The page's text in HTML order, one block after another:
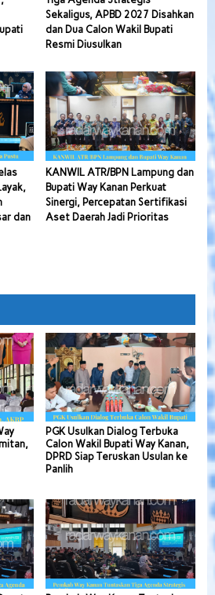
Sekaligus, APBD 2027 Disahkan
dan Dua Calon Wakil Bupati
Resmi Diusulkan
dan
KANWIL ATR/BPN Lampung dan
Bupati Way Kanan Perkuat
Sinergi, Percepatan Sertifikasi
Aset Daerah Jadi Prioritas
PGK Usulkan Dialog Terbuka
Calon Wakil Bupati Way Kanan,
DPRD Siap Teruskan Usulan ke
Panlih